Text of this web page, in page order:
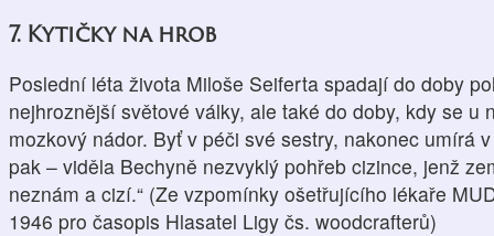
7. Kytičky na hrob
Poslední léta života Miloše Seiferta spadají do doby
nejhroznější světové války, ale také do doby, kdy se u
mozkový nádor. Byť v péči své sestry, nakonec umírá
pak – viděla Bechyně nezvyklý pohřeb cizince, jenž
neznám a cizí.“ (Ze vzpomínky ošetřujícího lékaře
1946 pro časopis Hlasatel Ligy čs. woodcrafterů)